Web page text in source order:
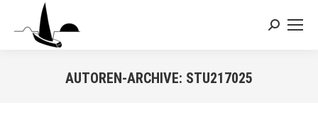
Search:
AUTOREN-ARCHIVE: STU217025